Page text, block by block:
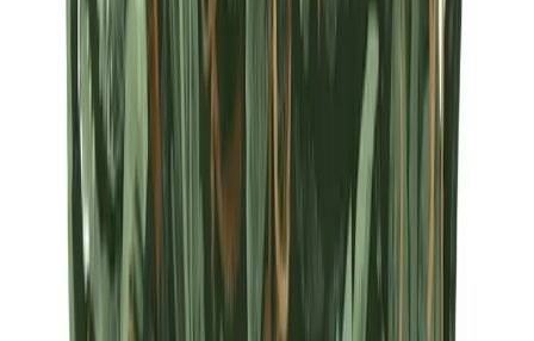
Sativa Strains Indica Strains Hybrid Strains
Standorte